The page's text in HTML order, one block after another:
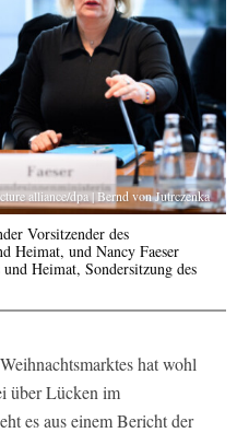
alliance/dpa | Bernd von Jutrczenka
Vorsitzender des
Heimat, und Nancy Faeser
Heimat, Sondersitzung des
hat wohl
über Lücken im
es aus einem Bericht der